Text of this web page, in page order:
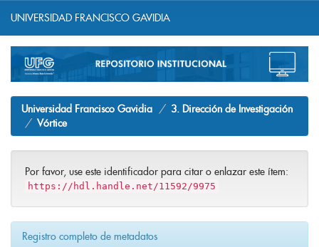
navigation
UNIVERSIDAD FRANCISCO GAVIDIA
Universidad Francisco Gavidia
3. Dirección de Investigación
Vórtice
Por favor, use este identificador para citar o enlazar este ítem:
https://hdl.handle.net/11592/9975
Registro completo de metadatos